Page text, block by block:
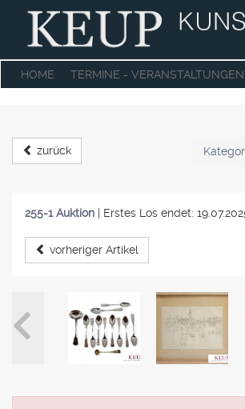
HOME TERMINE - VERANSTALTUNGEN
zurück
255-1 Auktion | Erstes Los endet:
vorheriger Artikel